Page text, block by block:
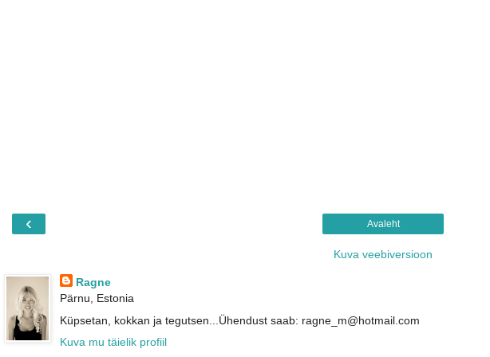
‹ Avaleht
Kuva veebiversioon
Ragne
Pärnu, Estonia
Küpsetan, kokkan ja tegutsen...Ühendust saab: ragne_m@hotmail.com
Kuva mu täielik profiil